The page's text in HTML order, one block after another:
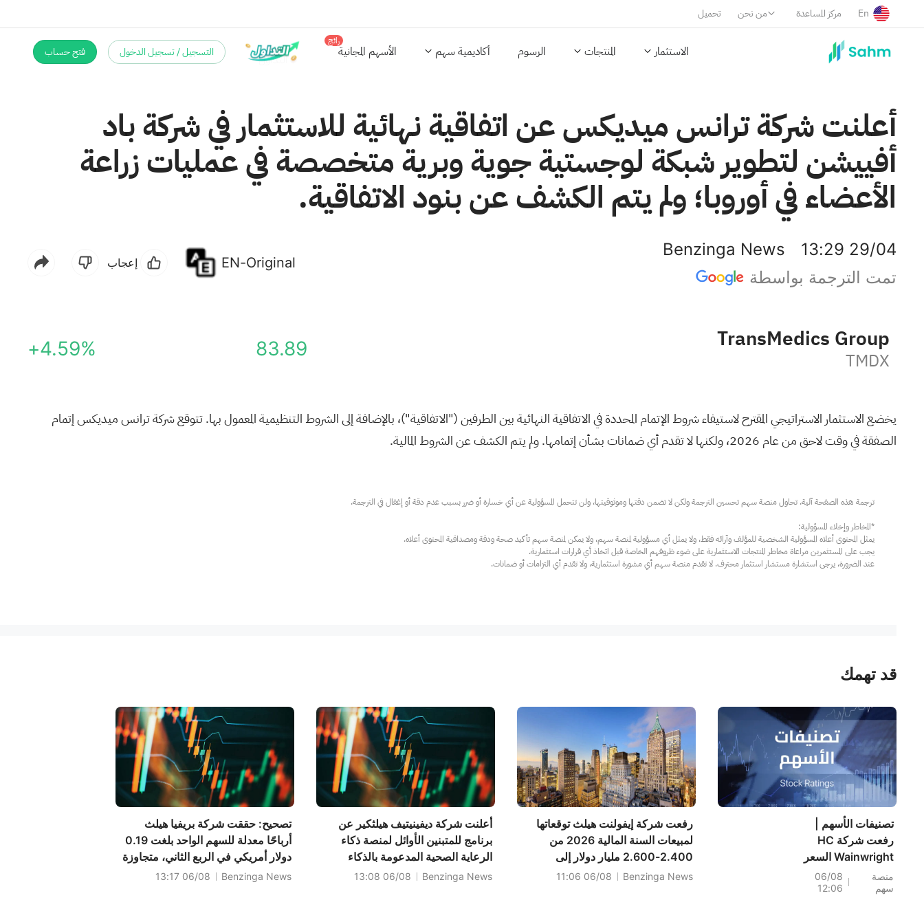
تحميل من نحن مركز المساعدة En
الاستثمار المنتجات الرسوم أكاديمية سهم الأسهم المجانية
رائج
التسجيل / تسجيل الدخول فتح حساب
أعلنت شركة ترانس ميديكس عن اتفاقية نهائية للاستثمار في شركة باد
أفييشن لتطوير شبكة لوجستية جوية وبرية متخصصة في عمليات زراعة
الأعضاء في أوروبا؛ ولم يتم الكشف عن بنود الاتفاقية.
Benzinga News
13:29 29/04
تمت الترجمة بواسطة
EN-Original إعجاب
TransMedics Group
TMDX
83.89
+4.59%
يخضع الاستثمار الاستراتيجي المقترح لاستيفاء شروط الإتمام المحددة في الاتفاقية النهائية بين الطرفين ("الاتفاقية")، بالإضافة إلى الشروط التنظيمية المعمول بها. تتوقع شركة ترانس ميديكس إتمام
الصفقة في وقت لاحق من عام 2026، ولكنها لا تقدم أي ضمانات بشأن إتمامها. ولم يتم الكشف عن الشروط المالية.
عند الضرورة، يرجى استشارة مستشار استثمار محترف. لا تقدم منصة سهم أي مشورة استثمارية، ولا تقدم أي التزامات أو ضمانات.
قد تهمك
تصنيفات الأسهم |
رفعت شركة HC
Wainwright السعر
المستهدف لسهم
منصة
سهم
06/08
12:06
رفعت شركة إيفولنت هيلث توقعاتها
لمبيعات السنة المالية 2026 من
2.400-2.600 مليار دولار إلى
2.600-2.700 مليار دولار، مقارنةًBenzinga News
06/08 11:06
أعلنت شركة ديفينيتيف هيلثكير عن
برنامج للمتبنين الأوائل لمنصة ذكاء
الرعاية الصحية المدعومة بالذكاء
الاصطناعي، مع خطة لإتاحتها بشكل
Benzinga News
06/08 13:08
تصحيح: حققت شركة بريفيا هيلث
أرباحًا معدلة للسهم الواحد بلغت 0.19
دولار أمريكي في الربع الثاني، متجاوزة
التوقعات البالغة 0.07 دولار أمريكي،
Benzinga News
06/08 13:17